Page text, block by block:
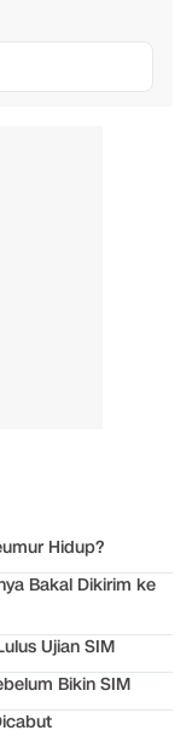
Hidup?
Bakal Dikirim ke
Ujian SIM
Bikin SIM